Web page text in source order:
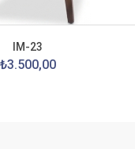
IM-23
₺3.500,00